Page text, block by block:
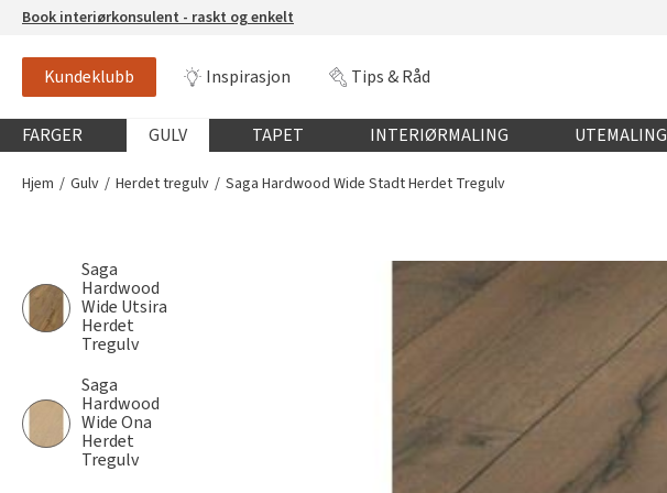
Book interiørkonsulent - raskt og enkelt
Kundeklubb Inspirasjon Tips & Råd
Globalnavigasjon mobil
FARGER GULV TAPET INTERIØRMALING UTEMALING
Hjem Gulv Herdet tregulv Saga Hardwood Wide Stadt Herdet Tregulv
Saga
Hardwood
Wide Utsira
Herdet
Tregulv
Saga
Hardwood
Wide Ona
Herdet
Tregulv